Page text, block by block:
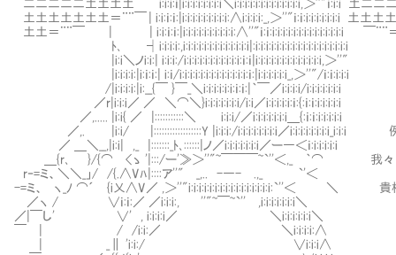
二二二二二土土土土 Ⅷi:i:i:ｉ|i:i:i:i:i:i:i:i＼i:i:i:i:i:i:i:i:i:i:i:i:i,＞''"ｉ:i:i 土二二
土土土土土土土＝¨¨￣ | i:i:ｉ:ｉ:|i:i:i:i:i:i:i:i:i:∧i:i:i:i:_,＞''"ｉ:ｉ:i:i:i:i:i:i:i 土土土
土土＝¨¨￣ | | i:i:ｉ:ｉ:|i:i:i:i:i:i:i:i:i:i:∧''"ｉ:ｉ:i:i:i:i:i:i:i:i:i:i:i:i:i:i ￣¨¨
ﾄ､ ┤i:i:i:i:,i:i:i:i:i:i:i:i:i:i:i:i:i|:i:i:i:i:i:i:i:i:i:i:i:i:i:i:i:i:i:i
|i:i＼ノi:i:| i:i:i:/i:i:i:i:i:i:i:i:i:i:i:ｉ:ｉ|i:i:i:i:i:i:i:i:i:i:i:i:i,＞''"
|i:i:i:i:|i:ｉ:ｉ:| i:ｉ/i:i:i:i:i:i:i:i:i:i:i:i:i:ｉ:|i:i:i:i:i:i_,＞''"/ｉ:ｉ:i:i:i
/|i:i:i:i:|i:__{￣ }￣_＼i:i:i:i:i:i:ｉ:ｉ:|｀￣／i:i:i:i/i:i:i:i:i:i:i
／r|i:i:i／ ／ ＼⌒＼}i:i:i:i:i:i:i/i:i／i:i:i:i:i:ｉ:{:ｉ:ｉ:i:i:i:i:i
／,..... |i:i{ ／ |:::::::::::＼ Ⅷi:i:i/／i:i:i:i:i:i:i＿{:ｉ:ｉ:i:i:i:i:i
／,. |i:i/ |::::::::::::::::::Y |i:i:i:/i:i:i:i:i:i:i:i／i:i:i:i:i:i:i:i_i:i:i 例え私
／ ＿＼__,|i:i| ,_ |:::::::_ﾄ､::::::|ノ／i:i:i:i:i:i:i／ー―＜ｉ:i:i:i:i:i
＿{r､ }/{⌒Ⅷ<ゝ '|:::/ー'≫＞''"~￣￣￣~`''＜,_ ｀⌒ 我々は…
r‐=ミ、＼＼_」/ /{.∧Vﾊ|::::ア''" _,.. -―- .,_ `'＜
-=ミ、 ヽ_ﾉ ⌒´ {i乂∧V／ ,＞''"i:i:i:i:i:i:i:i:i:i:i:i:i:i:i:i:`''＜ ＼ 貴様
／ヽ / ∨ｉ:ｉ:／ ／i:i:i:, ''"~￣~`'' ,i:i:i:i:i:i:i＼
／|￣し' ∨' , i:i:i:i／ ＼i:i:i:i:i:i＼
￣ | / /i:i:／ ＼i:i:i:i:∧
| _∥ 'i:i:/ ∨i:i:i∧